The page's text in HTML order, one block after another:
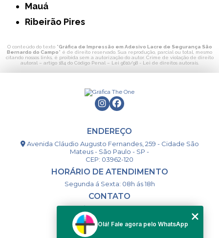
Mauá
Ribeirão Pires
O conteúdo do texto "Gráfica de Impressão em Adesivo Lacre de Segurança São
Bernardo do Campo" é de direito reservado. Sua reprodução, parcial ou total, mesmo
citando nossos links, é proibida sem a autorização do autor. Crime de violação de direito
autoral – artigo 184 do Código Penal – Lei 9610/98 - Lei de direitos autorais.
ENDEREÇO
Avenida Cláudio Augusto Fernandes, 259 - Cidade São
Mateus - São Paulo - SP -
CEP: 03962-120
HORÁRIO DE ATENDIMENTO
Segunda á Sexta: 08h ás 18h
CONTATO
(11) 98993-9556
togsm1@gmail.com
Olá! Fale agora pelo WhatsApp